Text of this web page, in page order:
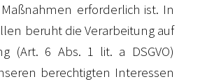
erforderlich ist. In
beruht die Verarbeitung auf
(Art. 6 Abs. 1 lit. a DSGVO)
berechtigten Interessen